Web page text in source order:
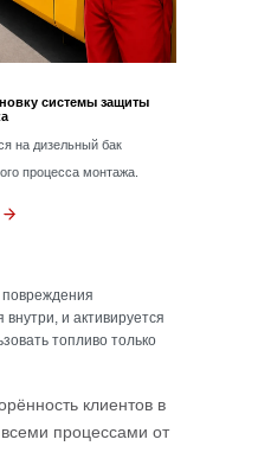
системы защиты
бака